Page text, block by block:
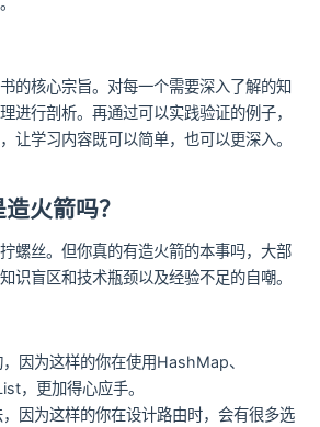
的核心宗旨。对每一个需要深入了解的知
进行剖析。再通过可以实践验证的例子，
让学习内容既可以简单，也可以更深入。
火箭吗？
螺丝。但你真的有造火箭的本事吗，大部
识盲区和技术瓶颈以及经验不足的自嘲。
因为这样的你在使用HashMap、
，更加得心应手。
因为这样的你在设计路由时，会有很多选